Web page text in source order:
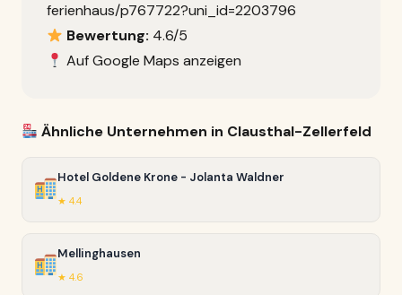
ferienhaus/p767722?uni_id=2203796
Bewertung: 4.6/5
Auf Google Maps anzeigen
Ähnliche Unternehmen in Clausthal-Zellerfeld
Hotel Goldene Krone - Jolanta Waldner
★ 4.4
Mellinghausen
★ 4.6